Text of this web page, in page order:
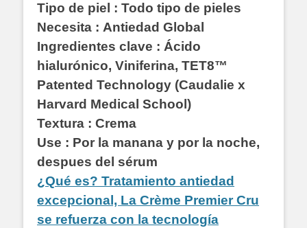
Tipo de piel : Todo tipo de pieles
Necesita : Antiedad Global
Ingredientes clave : Ácido
hialurónico, Viniferina, TET8™
Patented Technology (Caudalie x
Harvard Medical School)
Textura : Crema
Use : Por la manana y por la noche,
despues del sérum
¿Qué es? Tratamiento antiedad
excepcional, La Crème Premier Cru
se refuerza con la tecnología